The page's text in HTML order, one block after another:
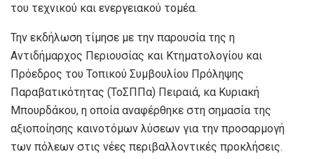
του τεχνικού και ενεργειακού τομέα.
Την εκδήλωση τίμησε με την παρουσία της η
Αντιδήμαρχος Περιουσίας και Κτηματολογίου και
Πρόεδρος του Τοπικού Συμβουλίου Πρόληψης
Παραβατικότητας (ΤοΣΠΠα) Πειραιά, κα Κυριακή
Μπουρδάκου, η οποία αναφέρθηκε στη σημασία της
αξιοποίησης καινοτόμων λύσεων για την προσαρμογή
των πόλεων στις νέες περιβαλλοντικές προκλήσεις.